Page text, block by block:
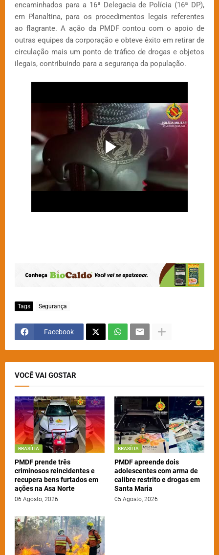
encaminhados para a 16ª Delegacia de Polícia (16ª DP),
em Planaltina, para os procedimentos legais referentes
ao flagrante. A ação da PMDF contou com o apoio de
outras equipes da corporação e obteve êxito em retirar de
circulação mais um ponto de tráfico de drogas e objetos
ilegais, contribuindo para a segurança da população.
Tags Segurança
Facebook
VOCÊ VAI GOSTAR
BRASÍLIA
PMDF prende três
criminosos reincidentes e
recupera bens furtados em
ações na Asa Norte
06 Agosto, 2026
BRASÍLIA
PMDF apreende dois
adolescentes com arma de
calibre restrito e drogas em
Santa Maria
05 Agosto, 2026